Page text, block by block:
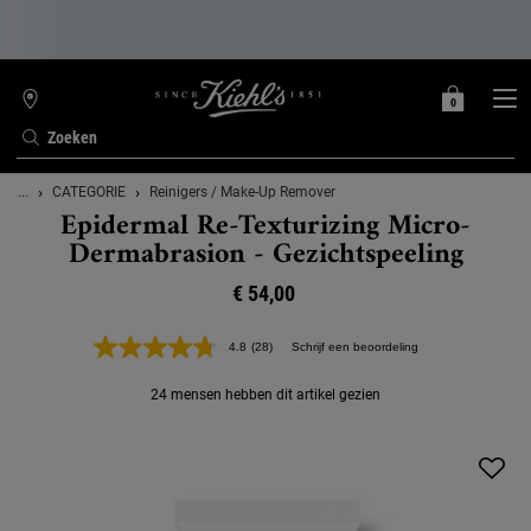
Zoeken
WINKELZOEKER
MIJN
0
0 PRODUCT
Hoofdinhoud
... CATEGORIE Reinigers / Make-Up Remover
Epidermal Re-Texturizing Micro-
Dermabrasion - Gezichtspeeling
€ 54,00
4.8 Lees
beoordelingen.
(28) Schrijf een beoordeling
24 mensen hebben dit artikel gezien